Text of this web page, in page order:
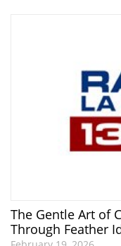
The Gentle Art of
Through Feather